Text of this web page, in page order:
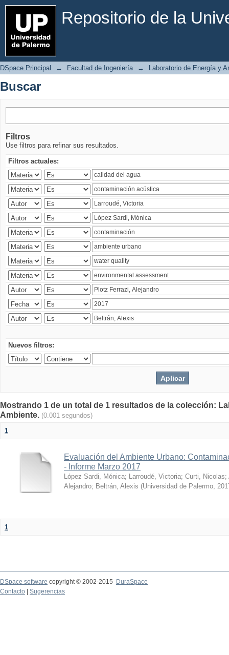
Repositorio de la
Buscar
DSpace Principal → Facultad de Ingeniería → Laboratorio de Energía y
Buscar
Filtros
Use filtros para refinar sus resultados.
Filtros actuales:
Nuevos filtros:
Mostrando 1 de un total de 1 resultados de la colección:
Ambiente. (0.001 segundos)
1
Evaluación del Ambiente Urbano:
- Informe Marzo 2017
López Sardi, Mónica; Larroudé, Victoria; Curti, Nicolas;
Alejandro; Beltrán, Alexis (Universidad de Palermo,
1
DSpace software copyright © 2002-2015
DuraSpace
Contacto
Sugerencias